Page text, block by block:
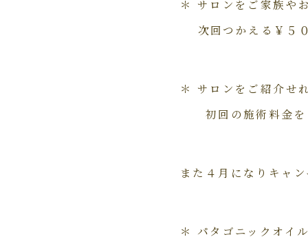
＊ サロンをご家族や
次回つかえる￥５
＊ サロンをご紹介せ
初回の施術料金を
また４月になりキャ
＊ パタゴニックオイ